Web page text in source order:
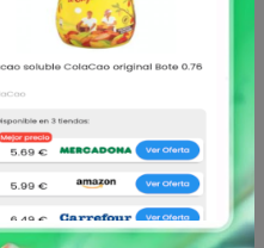
Hacendadoen